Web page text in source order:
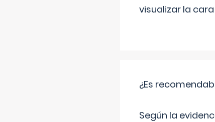
visualizar la
¿Es
Según la